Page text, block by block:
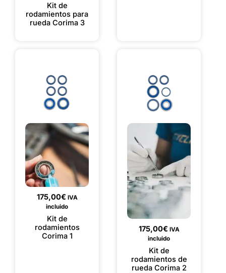
Kit de
rodamientos para
rueda Corima 3
175,00€ IVA
incluido
Kit de
rodamientos
Corima 1
175,00€ IVA
incluido
Kit de
rodamientos de
rueda Corima 2